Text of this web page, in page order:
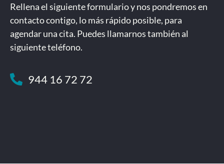
Rellena el siguiente formulario y nos pondremos en
contacto contigo, lo más rápido posible, para
agendar una cita. Puedes llamarnos también al
siguiente teléfono.
944 16 72 72